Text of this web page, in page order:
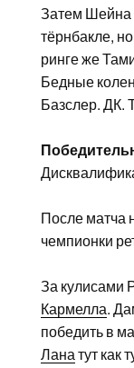
Затем Шейна
тёрнбакле,
ринге же
Бедные
Базслер. ДК.
После матча
чемпионки
За кулисами
Кармелла.
победить в
Лана тут как